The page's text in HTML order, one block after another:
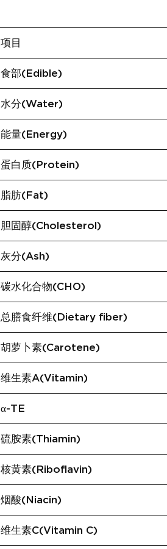
项目
食部(Edible)
水分(Water)
能量(Energy)
蛋白质(Protein)
脂肪(Fat)
胆固醇(Cholesterol)
灰分(Ash)
碳水化合物(CHO)
总膳食纤维(Dietary fiber)
胡萝卜素(Carotene)
维生素A(Vitamin)
α-TE
硫胺素(Thiamin)
核黄素(Riboflavin)
烟酸(Niacin)
维生素C(Vitamin C)